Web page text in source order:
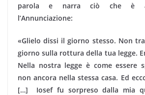
parola e narra ciò che è
l’Annunciazione:
«Glielo dissi il giorno stesso. Non
giorno sulla rottura della tua legge.
Nella nostra legge è come essere
non ancora nella stessa casa. Ed
[…] Iosef fu sorpreso dalla mia